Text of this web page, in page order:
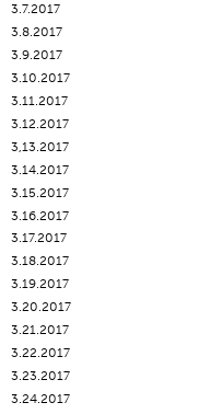
3.7.2017
3.8.2017
3.9.2017
3.10.2017
3.11.2017
3.12.2017
3,13.2017
3.14.2017
3.15.2017
3.16.2017
3.17.2017
3.18.2017
3.19.2017
3.20.2017
3.21.2017
3.22.2017
3.23.2017
3.24.2017